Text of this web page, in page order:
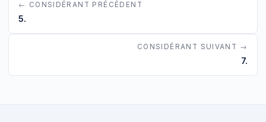
← CONSIDÉRANT PRÉCÉDENT
5.
CONSIDÉRANT SUIVANT →
7.